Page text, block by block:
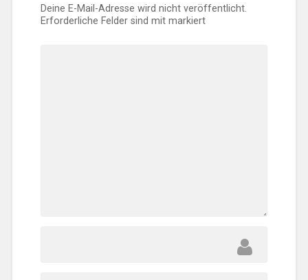
Deine E-Mail-Adresse wird nicht veröffentlicht.
Erforderliche Felder sind mitmarkiert